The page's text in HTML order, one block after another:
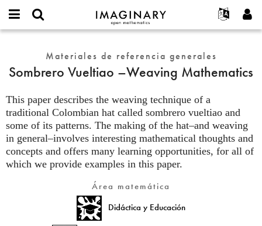
IMAGINARY
open
Français
Deutsch
Español
Türkçe
Programas
Galerías
Interactivos
Películas
Textos
Exposiciones
Más...
Proyectos
Participar
username
Contraseña
*
Crear nueva cuenta
Solicitar una nueva contraseña
Sombrero
Vueltiao
–
Mathematics
Materiales de referencia generales
Sombrero Vueltiao –Weaving Mathematics
This paper describes the weaving technique of a
traditional Colombian hat called sombrero vueltiao and
some of its patterns. The making of the hat–and weaving
in general–involves interesting mathematical thoughts and
concepts and offers many learning opportunities, for all of
which we provide examples in this paper.
Área matemática
Didáctica y Educación